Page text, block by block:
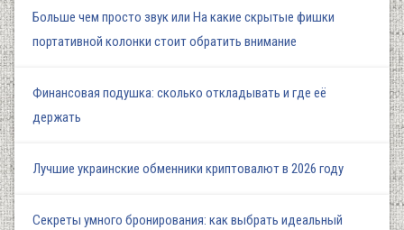
Больше чем просто звук или На какие скрытые фишки
портативной колонки стоит обратить внимание
Финансовая подушка: сколько откладывать и где её
держать
Лучшие украинские обменники криптовалют в 2026 году
Секреты умного бронирования: как выбрать идеальный